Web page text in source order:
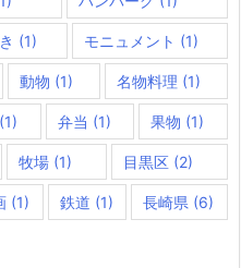
(1) モニュメント (1)
動物 (1) 名物料理 (1)
(1) 弁当 (1) 果物 (1)
牧場(1) 目黒区(2)
(1) 鉄道 (1) 長崎県 (6)